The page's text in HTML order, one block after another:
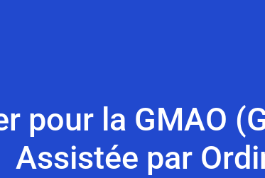
pour la GMAO
Assistée par